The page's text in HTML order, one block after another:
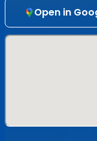
・マスク着用での声
・モッシュ／リフト
す。
イベントの一時中断
Open in